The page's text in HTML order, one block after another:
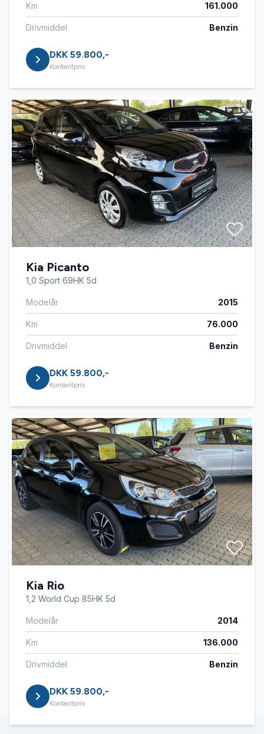
Km 161.000
Drivmiddel Benzin
DKK 59.800,-
Kontantpris
Kia Picanto
1,0 Sport 69HK 5d
Modelår 2015
Km 76.000
Drivmiddel Benzin
DKK 59.800,-
Kontantpris
Kia Rio
1,2 World Cup 85HK 5d
Modelår 2014
Km 136.000
Drivmiddel Benzin
DKK 59.800,-
Kontantpris